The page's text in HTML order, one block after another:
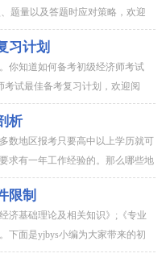
题量以及答题时应对策略，欢迎
策略 考试的时间是150...
习计划
你知道如何备考初级经济师考试
考试最佳备考复习计划，欢迎阅
自己的长处和短处，以便...
析
数地区报考只要高中以上学历就可
求有一年工作经验的。那么哪些地
些是要求有工作年限...
限制
济基础理论及相关知识》;《专业
下面是yjbys小编为大家带来的初
经济师考试科目有几门?...